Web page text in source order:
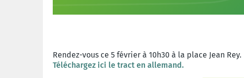
Rendez-vous ce 5 février à 10h30 à la place Jean Rey.
Téléchargez ici le tract en allemand.